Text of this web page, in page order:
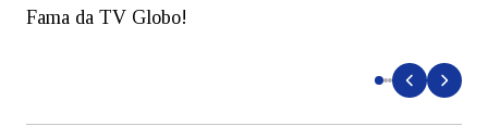
Fama da TV Globo!